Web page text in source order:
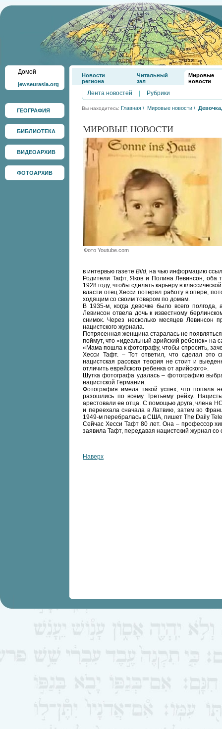
Домой
jewseurasia.org
ГЕОГРАФИЯ
БИБЛИОТЕКА
ВИДЕОАРХИВ
ФОТОАРХИВ
Новости
региона
Читальный
зал
Мировые
новости
Лента новостей Рубрики
Вы находитесь: Главная \ Мировые новости \
МИРОВЫЕ НОВОСТИ
Фото Youtube.com
в интервью газете Bild, на чью информацию
Родители Тафт, Яков и Полина Левинсон, оба
1928 году, чтобы сделать карьеру в
власти отец Хесси потерял работу в опере,
ходящим со своим товаром по домам.
В 1935-м, когда девочке было всего
Левинсон отвела дочь к известному
снимок. Через несколько месяцев
нацистского журнала.
Потрясенная женщина старалась не
поймут, что «идеальный арийский ребенок» на
«Мама пошла к фотографу, чтобы спросить,
Хесси Тафт. – Тот ответил, что сделал это
нацистская расовая теория не стоит и
отличить еврейского ребенка от арийского».
Шутка фотографа удалась – фотографию
нацистской Германии.
Фотография имела такой успех, что попала
разошлись по всему Третьему рейху.
арестовали ее отца. С помощью друга, члена
и переехала сначала в Латвию, затем во
1949-м перебралась в США, пишет The Daily
Сейчас Хесси Тафт 80 лет. Она – профессор
заявила Тафт, передавая нацистский журнал
Наверх